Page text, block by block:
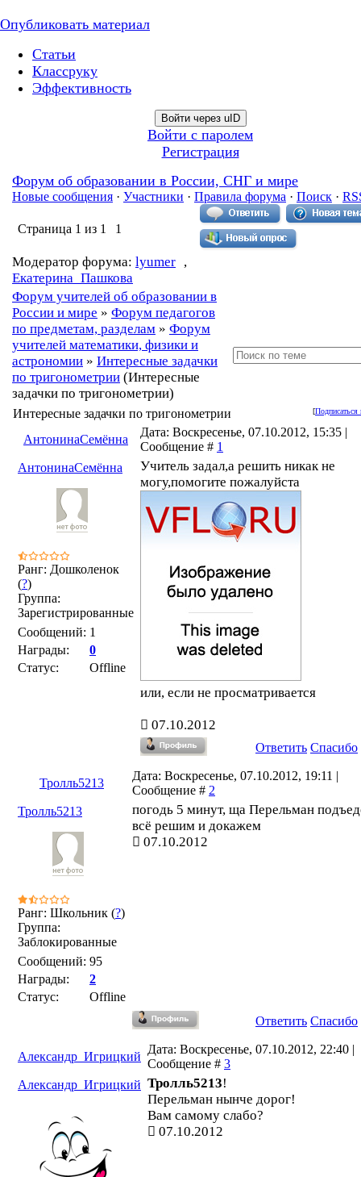
Опубликовать материал
Статьи
Классруку
Эффективность
Войти через uID
Войти с паролем
Регистрация
Форум об образовании в России, СНГ и мире
Новые сообщения · Участники · Правила форума · Поиск ·
Страница 1 из 1 1
Модератор форума: lyumer ,
Екатерина_Пашкова
Форум учителей об образовании в
России и мире » Форум педагогов
по предметам, разделам » Форум
учителей математики, физики и
астрономии » Интересные задачки
по тригонометрии (Интересные
задачки по тригонометрии)
[Подписаться
Интересные задачки по тригонометрии
АнтонинаСемённа
Дата: Воскресенье, 07.10.2012, 15:35 |
Сообщение # 1
АнтонинаСемённа
Ранг: Дошколенок
(?)
Группа:
Зарегистрированные
Сообщений: 1
Награды:
0
Статус:
Offline
Учитель задал,а решить никак не
могу,помогите пожалуйста
или, если не просматривается
07.10.2012
Ответить Спасибо
Тролль5213
Дата: Воскресенье, 07.10.2012, 19:11 |
Сообщение # 2
Тролль5213
Ранг: Школьник (?)
Группа:
Заблокированные
Сообщений: 95
Награды:
2
Статус:
Offline
погодь 5 минут, ща Перельман
всё решим и докажем
07.10.2012
Ответить Спасибо
Александр_Игрицкий
Дата: Воскресенье, 07.10.2012, 22:40 |
Сообщение # 3
Александр_Игрицкий Тролль5213!
Перельман нынче дорог!
Вам самому слабо?
07.10.2012